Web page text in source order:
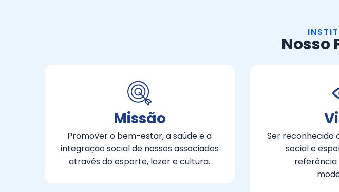
Nosso
Missão
Promover o bem-estar, a saúde e a
integração social de nossos associados
através do esporte, lazer e cultura.
Ser reconhecido
social e